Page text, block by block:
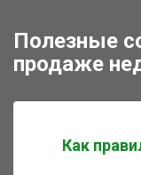
Полезные
продаже
Как